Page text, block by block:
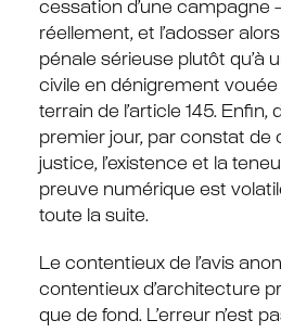
cessation d’une campagne
réellement, et l’adosser
pénale sérieuse plutôt qu’à
civile en dénigrement vouée
terrain de l’article 145.
premier jour, par constat de
justice, l’existence et la
preuve numérique est
toute la suite.
Le contentieux de l’avis
contentieux d’architecture
que de fond. L’erreur n’est